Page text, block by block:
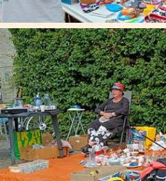
en Nollen West
Informatie
AdresDeltastraat
Kaart